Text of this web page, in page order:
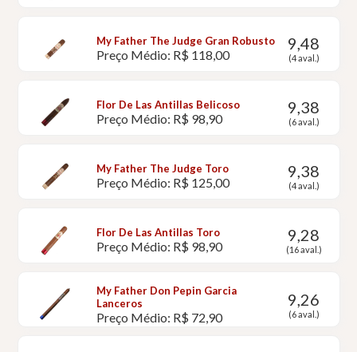
My Father The Judge Gran Robusto
Preço Médio: R$ 118,00
9,48
(4 aval.)
Flor De Las Antillas Belicoso
Preço Médio: R$ 98,90
9,38
(6 aval.)
My Father The Judge Toro
Preço Médio: R$ 125,00
9,38
(4 aval.)
Flor De Las Antillas Toro
Preço Médio: R$ 98,90
9,28
(16 aval.)
My Father Don Pepin Garcia
Lanceros
Preço Médio: R$ 72,90
9,26
(6 aval.)